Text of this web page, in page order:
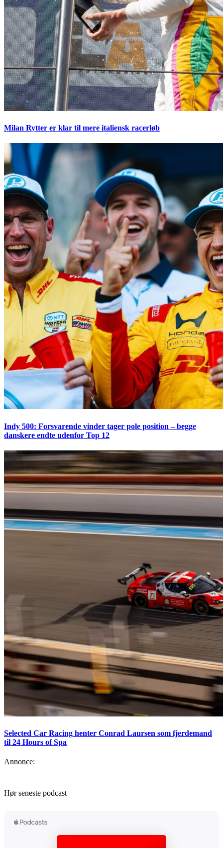
Milan Rytter er klar til mere italiensk racerløb
Indy 500: Forsvarende vinder tager pole position – begge
danskere endte udenfor Top 12
Selected Car Racing henter Conrad Laursen som fjerdemand
til 24 Hours of Spa
Annonce:
Hør seneste podcast